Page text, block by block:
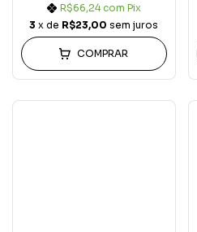
R$66,24com Pix
3 x de R$23,00 sem juros
COMPRAR